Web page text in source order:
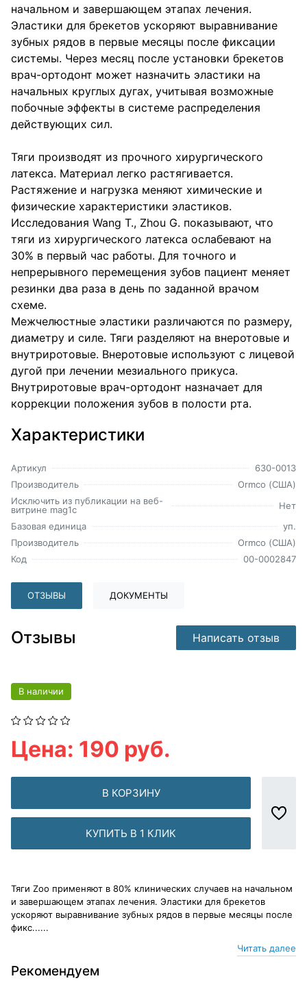
начальном и завершающем этапах лечения.
Эластики для брекетов ускоряют выравнивание
зубных рядов в первые месяцы после фиксации
системы. Через месяц после установки брекетов
врач-ортодонт может назначить эластики на
начальных круглых дугах, учитывая возможные
побочные эффекты в системе распределения
действующих сил.
Тяги производят из прочного хирургического
латекса. Материал легко растягивается.
Растяжение и нагрузка меняют химические и
физические характеристики эластиков.
Исследования Wang T., Zhou G. показывают, что
тяги из хирургического латекса ослабевают на
30% в первый час работы. Для точного и
непрерывного перемещения зубов пациент меняет
резинки два раза в день по заданной врачом
схеме.
Межчелюстные эластики различаются по размеру,
диаметру и силе. Тяги разделяют на внеротовые и
внутриротовые. Внеротовые используют с лицевой
дугой при лечении мезиального прикуса.
Внутриротовые врач-ортодонт назначает для
коррекции положения зубов в полости рта.
Характеристики
Артикул
630-0013
Производитель
Ormco (США)
Исключить из публикации на веб-
витрине mag1c
Нет
Базовая единица
уп.
Производитель
Ormco (США)
Код
00-0002847
ОТЗЫВЫ ДОКУМЕНТЫ
Отзывы Написать отзыв
В наличии
Цена: 190 руб.
В КОРЗИНУ
КУПИТЬ В 1 КЛИК
Тяги Zoo применяют в 80% клинических случаев на начальном
и завершающем этапах лечения. Эластики для брекетов
ускоряют выравнивание зубных рядов в первые месяцы после
фикс......
Читать далее
Рекомендуем